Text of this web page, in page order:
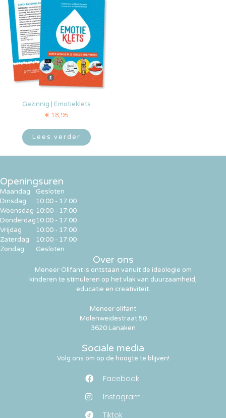
Gezinnig | Emotieklets
€ 18,95
Lees verder
Sociale media
Volg ons om op de hoogte te blijven!
Facebook
Instagram
Tiktok
Over ons
Meneer Olifant is ontstaan vanuit de ideologie om
kinderen te stimuleren op het vlak van duurzaamheid,
educatie en creativiteit.
Meneer olifant
Molenweidestraat 50
3620 Lanaken
Openingsuren
Maandag
Dinsdag
Woensdag
Donderdag
Vrijdag
Zaterdag
Zondag
Gesloten
10:00 - 17:00
10:00 - 17:00
10:00 - 17:00
10:00 - 17:00
10:00 - 17:00
Gesloten